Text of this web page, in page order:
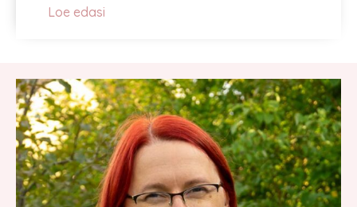
Loe edasi